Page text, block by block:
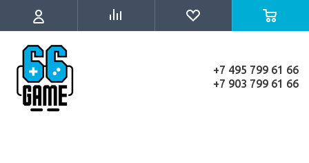
+7 495 799 61 66
+7 903 799 61 66